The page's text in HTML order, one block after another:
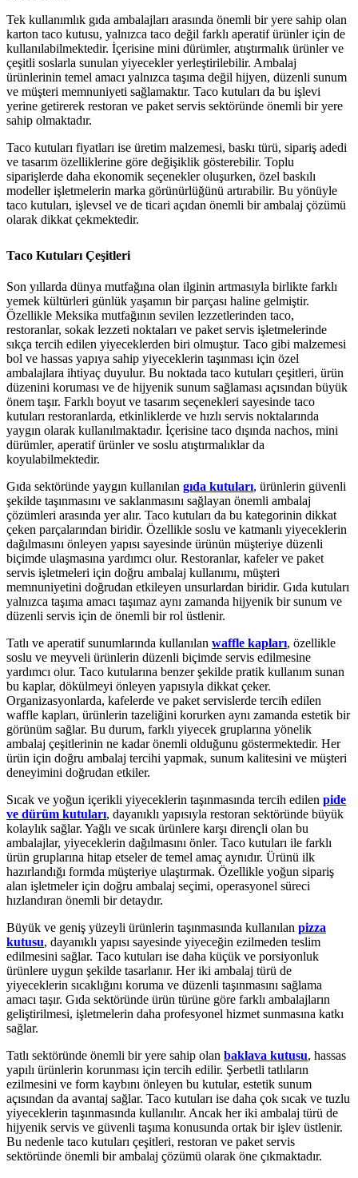
Tek kullanımlık gıda ambalajları arasında önemli bir yere sahip olan
karton taco kutusu, yalnızca taco değil farklı aperatif ürünler için de
kullanılabilmektedir. İçerisine mini dürümler, atıştırmalık ürünler ve
çeşitli soslarla sunulan yiyecekler yerleştirilebilir. Ambalaj
ürünlerinin temel amacı yalnızca taşıma değil hijyen, düzenli sunum
ve müşteri memnuniyeti sağlamaktır. Taco kutuları da bu işlevi
yerine getirerek restoran ve paket servis sektöründe önemli bir yere
sahip olmaktadır.
Taco kutuları fiyatları ise üretim malzemesi, baskı türü, sipariş adedi
ve tasarım özelliklerine göre değişiklik gösterebilir. Toplu
siparişlerde daha ekonomik seçenekler oluşurken, özel baskılı
modeller işletmelerin marka görünürlüğünü artırabilir. Bu yönüyle
taco kutuları, işlevsel ve de ticari açıdan önemli bir ambalaj çözümü
olarak dikkat çekmektedir.
Taco Kutuları Çeşitleri
Son yıllarda dünya mutfağına olan ilginin artmasıyla birlikte farklı
yemek kültürleri günlük yaşamın bir parçası haline gelmiştir.
Özellikle Meksika mutfağının sevilen lezzetlerinden taco,
restoranlar, sokak lezzeti noktaları ve paket servis işletmelerinde
sıkça tercih edilen yiyeceklerden biri olmuştur. Taco gibi malzemesi
bol ve hassas yapıya sahip yiyeceklerin taşınması için özel
ambalajlara ihtiyaç duyulur. Bu noktada taco kutuları çeşitleri, ürün
düzenini koruması ve de hijyenik sunum sağlaması açısından büyük
önem taşır. Farklı boyut ve tasarım seçenekleri sayesinde taco
kutuları restoranlarda, etkinliklerde ve hızlı servis noktalarında
yaygın olarak kullanılmaktadır. İçerisine taco dışında nachos, mini
dürümler, aperatif ürünler ve soslu atıştırmalıklar da
koyulabilmektedir.
Gıda sektöründe yaygın kullanılan gıda kutuları, ürünlerin güvenli
şekilde taşınmasını ve saklanmasını sağlayan önemli ambalaj
çözümleri arasında yer alır. Taco kutuları da bu kategorinin dikkat
çeken parçalarından biridir. Özellikle soslu ve katmanlı yiyeceklerin
dağılmasını önleyen yapısı sayesinde ürünün müşteriye düzenli
biçimde ulaşmasına yardımcı olur. Restoranlar, kafeler ve paket
servis işletmeleri için doğru ambalaj kullanımı, müşteri
memnuniyetini doğrudan etkileyen unsurlardan biridir. Gıda kutuları
yalnızca taşıma amacı taşımaz aynı zamanda hijyenik bir sunum ve
düzenli servis için de önemli bir rol üstlenir.
Tatlı ve aperatif sunumlarında kullanılan waffle kapları, özellikle
soslu ve meyveli ürünlerin düzenli biçimde servis edilmesine
yardımcı olur. Taco kutularına benzer şekilde pratik kullanım sunan
bu kaplar, dökülmeyi önleyen yapısıyla dikkat çeker.
Organizasyonlarda, kafelerde ve paket servislerde tercih edilen
waffle kapları, ürünlerin tazeliğini korurken aynı zamanda estetik bir
görünüm sağlar. Bu durum, farklı yiyecek gruplarına yönelik
ambalaj çeşitlerinin ne kadar önemli olduğunu göstermektedir. Her
ürün için doğru ambalaj tercihi yapmak, sunum kalitesini ve müşteri
deneyimini doğrudan etkiler.
Sıcak ve yoğun içerikli yiyeceklerin taşınmasında tercih edilen pide
ve dürüm kutuları, dayanıklı yapısıyla restoran sektöründe büyük
kolaylık sağlar. Yağlı ve sıcak ürünlere karşı dirençli olan bu
ambalajlar, yiyeceklerin dağılmasını önler. Taco kutuları ile farklı
ürün gruplarına hitap etseler de temel amaç aynıdır. Ürünü ilk
hazırlandığı formda müşteriye ulaştırmak. Özellikle yoğun sipariş
alan işletmeler için doğru ambalaj seçimi, operasyonel süreci
hızlandıran önemli bir detaydır.
Büyük ve geniş yüzeyli ürünlerin taşınmasında kullanılan pizza
kutusu, dayanıklı yapısı sayesinde yiyeceğin ezilmeden teslim
edilmesini sağlar. Taco kutuları ise daha küçük ve porsiyonluk
ürünlere uygun şekilde tasarlanır. Her iki ambalaj türü de
yiyeceklerin sıcaklığını koruma ve düzenli taşınmasını sağlama
amacı taşır. Gıda sektöründe ürün türüne göre farklı ambalajların
geliştirilmesi, işletmelerin daha profesyonel hizmet sunmasına katkı
sağlar.
Tatlı sektöründe önemli bir yere sahip olan baklava kutusu, hassas
yapılı ürünlerin korunması için tercih edilir. Şerbetli tatlıların
ezilmesini ve form kaybını önleyen bu kutular, estetik sunum
açısından da avantaj sağlar. Taco kutuları ise daha çok sıcak ve tuzlu
yiyeceklerin taşınmasında kullanılır. Ancak her iki ambalaj türü de
hijyenik servis ve güvenli taşıma konusunda ortak bir işlev üstlenir.
Bu nedenle taco kutuları çeşitleri, restoran ve paket servis
sektöründe önemli bir ambalaj çözümü olarak öne çıkmaktadır.